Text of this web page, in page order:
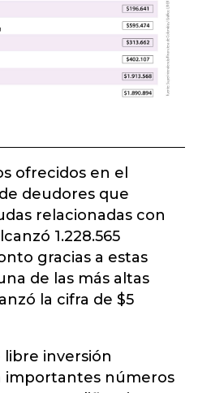
ofrecidos en el
deudores que
relacionadas con
1.228.565
gracias a estas
de las más altas
la cifra de $5
libre inversión
importantes números